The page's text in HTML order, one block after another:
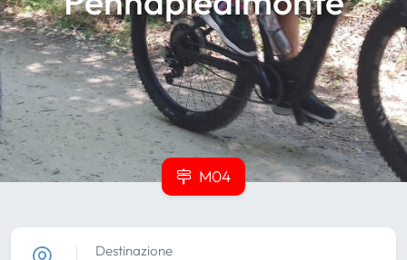
M04
Destinazione